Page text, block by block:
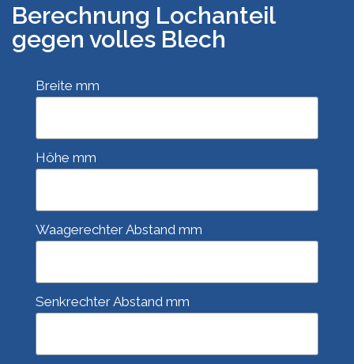
Berechnung Lochanteil
gegen volles Blech
Breite mm
Höhe mm
Waagerechter Abstand mm
Senkrechter Abstand mm